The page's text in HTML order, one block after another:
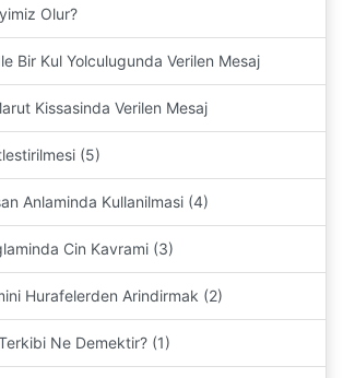
Olur?
Bir Kul Yolculugunda Verilen Mesaj
Kissasinda Verilen Mesaj
(5)
Anlaminda Kullanilmasi (4)
Cin Kavrami (3)
Hurafelerden Arindirmak (2)
Ne Demektir? (1)